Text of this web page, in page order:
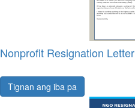
Nonprofit Resignation Letter
Tignan ang iba pa